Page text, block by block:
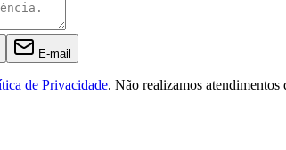
E-mail
de Privacidade. Não realizamos atendimentos